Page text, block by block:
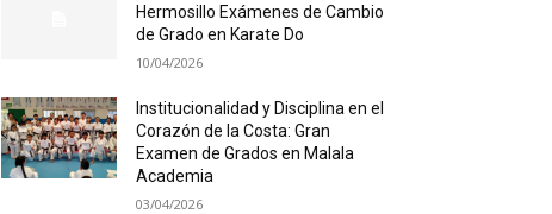
Hermosillo Exámenes de Cambio
de Grado en Karate Do
10/04/2026
Institucionalidad y Disciplina en el
Corazón de la Costa: Gran
Examen de Grados en Malala
Academia
03/04/2026